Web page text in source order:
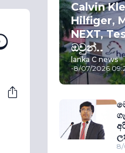
Calvin
Hilfiger,
NEXT,
ඔවුන්..
lanka C news
-8/07/2026
8/